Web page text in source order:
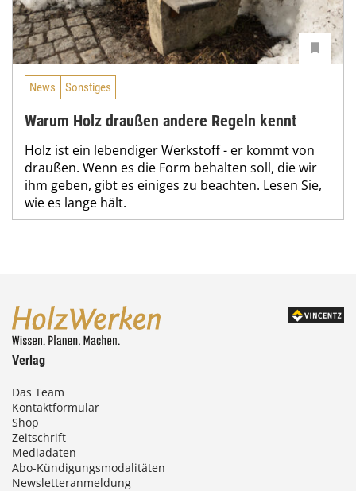
News Sonstiges
Warum Holz draußen andere Regeln kennt
Holz ist ein lebendiger Werkstoff - er kommt von
draußen. Wenn es die Form behalten soll, die wir
ihm geben, gibt es einiges zu beachten. Lesen Sie,
wie es lange hält.
Verlag
Das Team
Kontaktformular
Shop
Zeitschrift
Mediadaten
Abo-Kündigungsmodalitäten
Newsletteranmeldung